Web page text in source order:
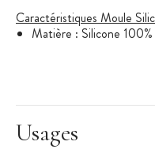
Caractéristiques Moule
Matière : Silicone 100%
Lavable au lave-vaisselle
Usages